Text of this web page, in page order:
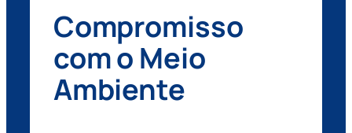
Compromisso
com o Meio
Ambiente